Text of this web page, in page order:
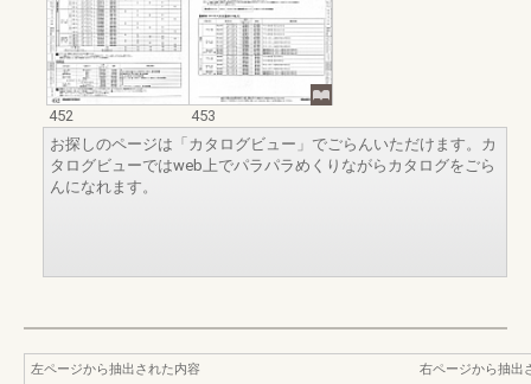
452
453
お探しのページは「カタログビュー」でごらんいただけます。カ
タログビューではweb上でパラパラめくりながらカタログをごら
んになれます。
左ページから抽出された内容
右ページから抽出